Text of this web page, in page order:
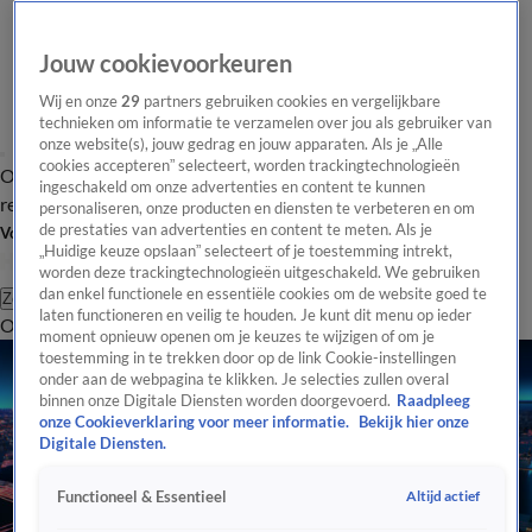
Overzicht Laatste nieuws Regionieuws Het beste van Hart
Tip de
redactie
Volg Hart van Nederland
Zoeken
OverzichtRegioUitzendingenWeerTip de redactiePanelVideo's
Jouw cookievoorkeuren
Wij en onze29 partners gebruiken cookies en vergelijkbare
technieken om informatie te verzamelen over jou als gebruiker van
onze website(s), jouw gedrag en jouw apparaten. Als je „Alle
cookies accepteren” selecteert, worden trackingtechnologieën
ingeschakeld om onze advertenties en content te kunnen
personaliseren, onze producten en diensten te verbeteren en om
de prestaties van advertenties en content te meten. Als je
„Huidige keuze opslaan” selecteert of je toestemming intrekt,
worden deze trackingtechnologieën uitgeschakeld. We gebruiken
dan enkel functionele en essentiële cookies om de website goed te
laten functioneren en veilig te houden. Je kunt dit menu op ieder
moment opnieuw openen om je keuzes te wijzigen of om je
toestemming in te trekken door op de link Cookie-instellingen
onder aan de webpagina te klikken. Je selecties zullen overal
binnen onze Digitale Diensten worden doorgevoerd. Raadpleeg
onze Cookieverklaring voor meer informatie.
Bekijk hier onze
Digitale Diensten.
Functioneel & Essentieel Altijd actief